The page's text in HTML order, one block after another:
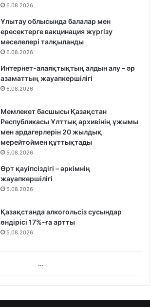
6.08.2026
Ұлытау облысында балалар мен
ересектерге вакцинация жүргізу
мәселелері талқыланды
6.08.2026
Интернет-алаяқтықтың алдын алу – әр
азаматтың жауапкершілігі
6.08.2026
Мемлекет басшысы Қазақстан
Республикасы Ұлттық архивінің ұжымы
мен ардагерлерін 20 жылдық
мерейтоймен құттықтады
5.08.2026
Өрт қауіпсіздігі – әркімнің
жауапкершілігі
5.08.2026
Қазақстанда алкогольсіз сусындар
өндірісі 17%-ға артты
5.08.2026
...